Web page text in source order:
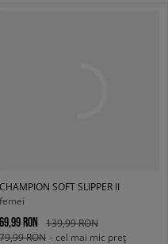
CHAMPION SOFT SLIPPER II
femei
69,99 RON
139,99 RON
79,99 RON - cel mai mic preț